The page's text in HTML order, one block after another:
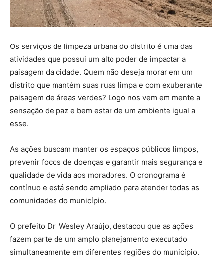
Os serviços de limpeza urbana do distrito é uma das
atividades que possui um alto poder de impactar a
paisagem da cidade. Quem não deseja morar em um
distrito que mantém suas ruas limpa e com exuberante
paisagem de áreas verdes? Logo nos vem em mente a
sensação de paz e bem estar de um ambiente igual a
esse.
As ações buscam manter os espaços públicos limpos,
prevenir focos de doenças e garantir mais segurança e
qualidade de vida aos moradores. O cronograma é
contínuo e está sendo ampliado para atender todas as
comunidades do município.
O prefeito Dr. Wesley Araújo, destacou que as ações
fazem parte de um amplo planejamento executado
simultaneamente em diferentes regiões do município.